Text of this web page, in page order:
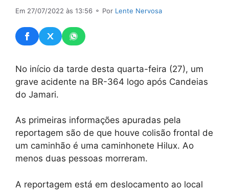
Em 27/07/2022 às 13:56 ⚬ Por Lente Nervosa
No início da tarde desta quarta-feira (27), um
grave acidente na BR-364 logo após Candeias
do Jamari.
As primeiras informações apuradas pela
reportagem são de que houve colisão frontal de
um caminhão é uma caminhonete Hilux. Ao
menos duas pessoas morreram.
A reportagem está em deslocamento ao local